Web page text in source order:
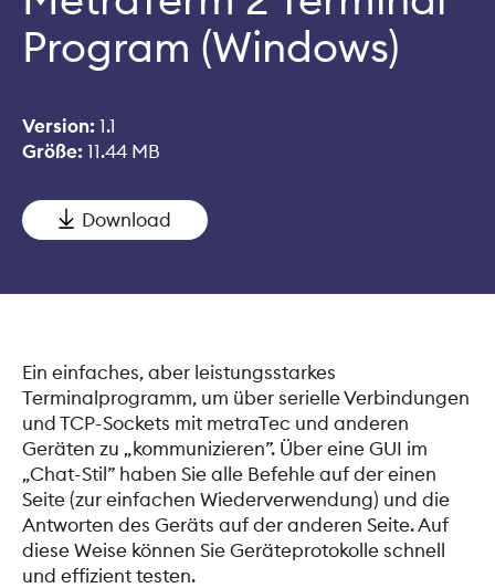
Program (Windows)
Version:1.1
Größe:11.44 MB
Download
Ein einfaches, aber leistungsstarkes
Terminalprogramm, um über serielle Verbindungen
und TCP-Sockets mit metraTec und anderen
Geräten zu „kommunizieren”. Über eine GUI im
„Chat-Stil” haben Sie alle Befehle auf der einen
Seite (zur einfachen Wiederverwendung) und die
Antworten des Geräts auf der anderen Seite. Auf
diese Weise können Sie Geräteprotokolle schnell
und effizient testen.